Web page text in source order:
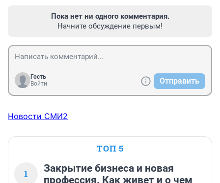
Пока нет ни одного комментария.
Начните обсуждение первым!
Гость
Войти
Отправить
Новости СМИ2
ТОП 5
1
Закрытие бизнеса и новая
профессия. Как живет и о чем